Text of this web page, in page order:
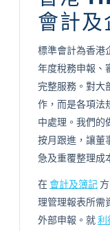
會計及
標準會計為香港
年度稅務申報、
完整服務。對大
作，而是各項法
中處理。我們的
按月跟進，讓董
急及重覆整理成
在會計及簿記
理管理報表所需
外部申報。就利